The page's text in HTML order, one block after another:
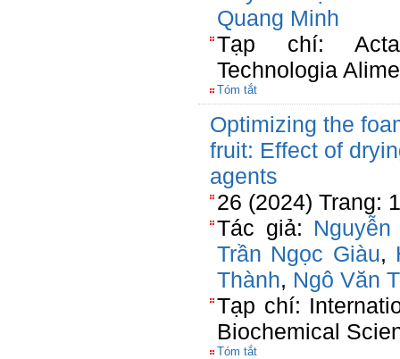
Quang Minh
Tạp chí: Acta
Technologia
Tóm tắt
Optimizing the
fruit: Effect of
agents
26 (2024) Trang:
Tác giả:
Trần Ngọc Giàu,
Thành, Ngô Văn
Tạp chí:
Biochemical
Tóm tắt